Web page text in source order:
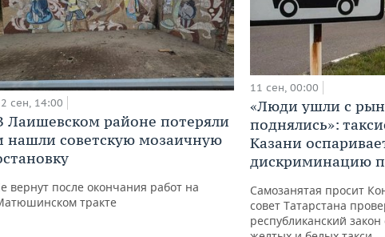
сен, 14:00
Лаишевском районе потеряли
нашли советскую мозаичную
вернут после окончания работ на
тракте
11 сен, 00:00
«Люди ушли с
поднялись»:
Казани
дискриминацию
Самозанятая просит
совет Татарстана
республиканский